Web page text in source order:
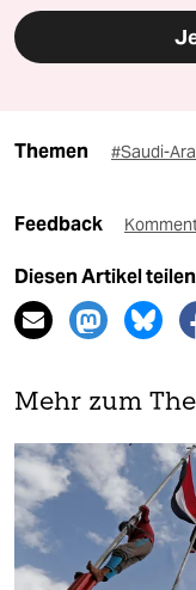
Themen #Saudi-
Feedback
Diesen Artikel teilen
Mehr zum